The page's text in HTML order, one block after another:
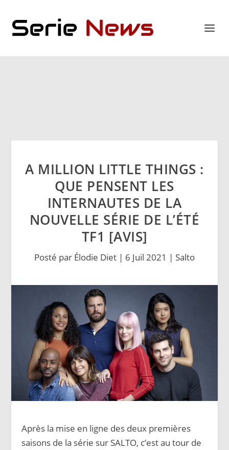
A MILLION LITTLE THINGS :
QUE PENSENT LES
INTERNAUTES DE LA
NOUVELLE SÉRIE DE L’ÉTÉ
TF1 [AVIS]
Posté par Élodie Diet | 6 Juil 2021 | Salto
Après la mise en ligne des deux premières
saisons de la série sur SALTO, c’est au tour de